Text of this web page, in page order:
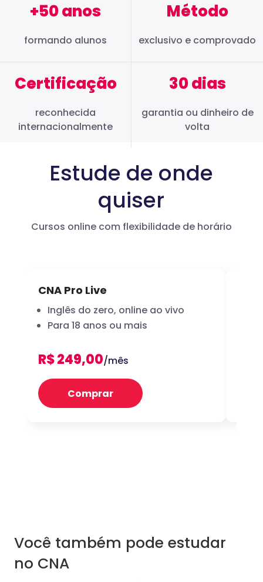
+50 anos
formando alunos
Método
exclusivo e comprovado
Certificação
reconhecida
internacionalmente
30 dias
garantia ou dinheiro de
volta
Estude de onde
quiser
Cursos online com flexibilidade de horário
CNA Pro Live
Inglês do zero, online ao vivo
Para 18 anos ou mais
R$ 249,00/mês
Comprar
Você também pode estudar
no CNA